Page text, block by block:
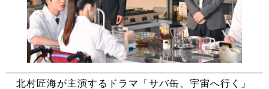
北村匠海が主演するドラマ「サバ缶、宇宙へ行く」